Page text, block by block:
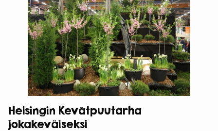
tietokorttisarja on tarkoitettu kotipuutarhureille, jotka
ovat kiinnostuneita lisäämään kasvisproteiinien määrää
lautasellaan. Kotipuutarhassa voi viljellä monia
valkuaiskasveja,…
Helsingin Kevätpuutarha
jokakeväiseksi